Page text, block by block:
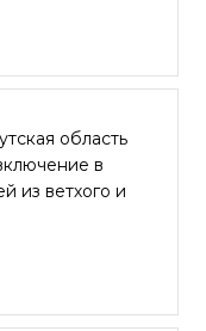
область
в
из ветхого и